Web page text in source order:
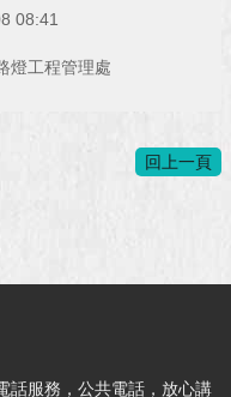
08:41
燈工程管理處
回上一頁
話服務，公共電話，放心講